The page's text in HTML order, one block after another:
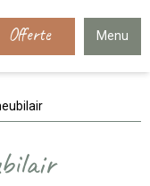
Offerte Menu